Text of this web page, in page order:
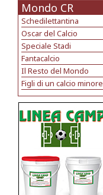
Mondo CR
Schedilettantina
Oscar del Calcio
Speciale Stadi
Fantacalcio
Il Resto del Mondo
Figli di un calcio minore